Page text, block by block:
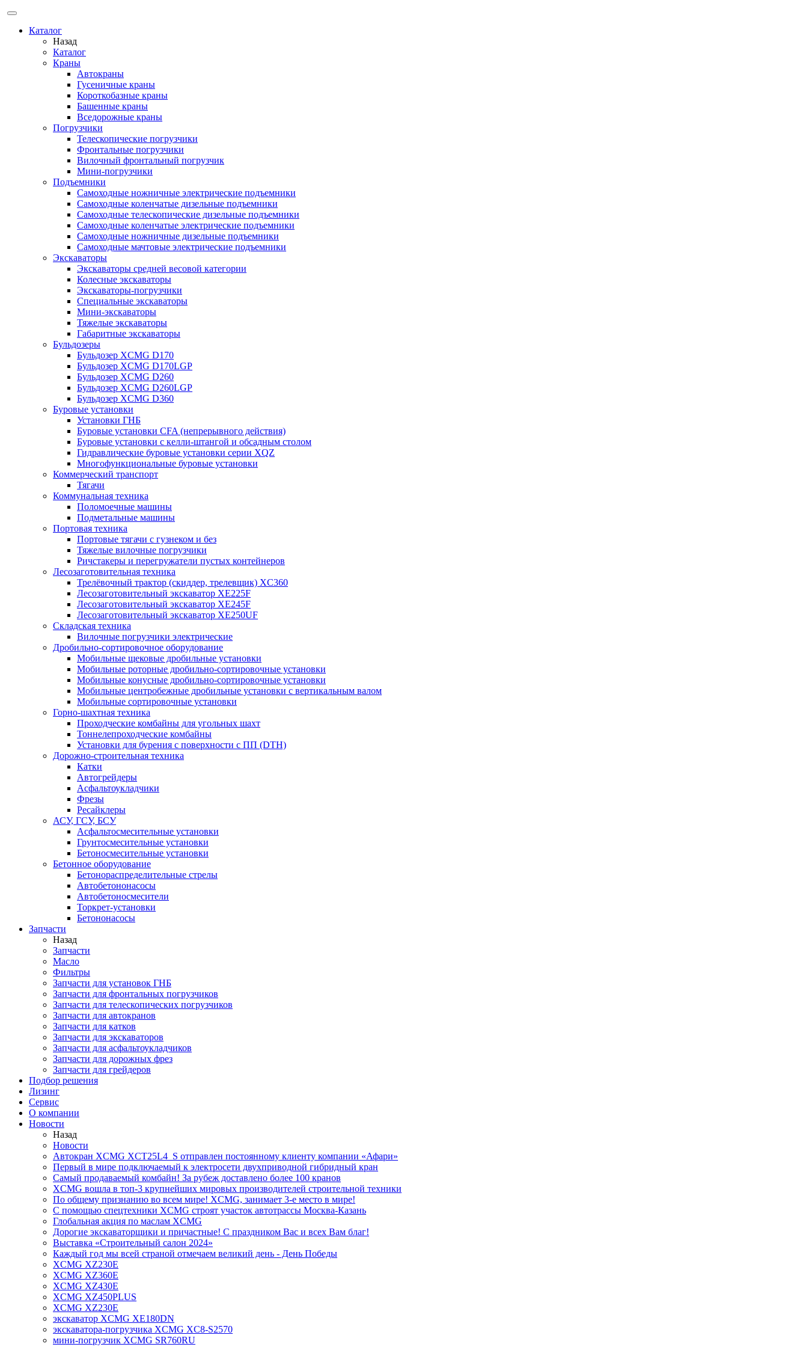
Каталог
Назад
Каталог
Краны
Автокраны
Гусеничные краны
Короткобазные краны
Башенные краны
Вcедорожные краны
Погрузчики
Телескопические погрузчики
Фронтальные погрузчики
Вилочный фронтальный погрузчик
Мини-погрузчики
Подъемники
Самоходные ножничные электрические подъемники
Самоходные коленчатые дизельные подъемники
Самоходные телескопические дизельные подъемники
Самоходные коленчатые электрические подъемники
Самоходные ножничные дизельные подъемники
Самоходные мачтовые электрические подъемники
Экскаваторы
Экскаваторы средней весовой категории
Колесные экскаваторы
Экскаваторы-погрузчики
Специальные экскаваторы
Мини-экскаваторы
Тяжелые экскаваторы
Габаритные экскаваторы
Бульдозеры
Бульдозер XCMG D170
Бульдозер XCMG D170LGP
Бульдозер XCMG D260
Бульдозер XCMG D260LGP
Бульдозер XCMG D360
Буровые установки
Установки ГНБ
Буровые установки CFA (непрерывного действия)
Буровые установки с келли-штангой и обсадным столом
Гидравлические буровые установки серии XQZ
Многофункциональные буровые установки
Коммерческий транспорт
Тягачи
Коммунальная техника
Поломоечные машины
Подметальные машины
Портовая техника
Портовые тягачи с гузнеком и без
Тяжелые вилочные погрузчики
Ричстакеры и перегружатели пустых контейнеров
Лесозаготовительная техника
Трелёвочный трактор (скиддер, трелевщик) XC360
Лесозаготовительный экскаватор XE225F
Лесозаготовительный экскаватор XE245F
Лесозаготовительный экскаватор XE250UF
Складская техника
Вилочные погрузчики электрические
Дробильно-сортировочное оборудование
Мобильные щековые дробильные установки
Мобильные роторные дробильно-сортировочные установки
Мобильные конусные дробильно-сортировочные установки
Мобильные центробежные дробильные установки с вертикальным валом
Мобильные сортировочные установки
Горно-шахтная техника
Проходческие комбайны для угольных шахт
Тоннелепроходческие комбайны
Установки для бурения с поверхности с ПП (DTH)
Дорожно-строительная техника
Катки
Автогрейдеры
Асфальтоукладчики
Фрезы
Ресайклеры
АСУ, ГСУ, БСУ
Асфальтосмесительные установки
Грунтосмесительные установки
Бетоносмесительные установки
Бетонное оборудование
Бетонораспределительные стрелы
Автобетононасосы
Автобетоносмесители
Торкрет-установки
Бетононасосы
Запчасти
Назад
Запчасти
Масло
Фильтры
Запчасти для установок ГНБ
Запчасти для фронтальных погрузчиков
Запчасти для телескопических погрузчиков
Запчасти для автокранов
Запчасти для катков
Запчасти для экскаваторов
Запчасти для асфальтоукладчиков
Запчасти для дорожных фрез
Запчасти для грейдеров
Подбор решения
Лизинг
Сервис
О компании
Новости
Назад
Новости
Автокран XCMG XCT25L4_S отправлен постоянному клиенту компании «Афари»
Первый в мире подключаемый к электросети двухприводной гибридный кран
Самый продаваемый комбайн! За рубеж доставлено более 100 кранов
XCMG вошла в топ-3 крупнейших мировых производителей строительной техники
По общему признанию во всем мире! XCMG, занимает 3-е место в мире!
С помощью спецтехники XCMG строят участок автотрассы Москва-Казань
Глобальная акция по маслам XCMG
Дорогие экскаваторщики и причастные! С праздником Вас и всех Вам благ!
Выставка «Строительный салон 2024»
Каждый год мы всей страной отмечаем великий день - День Победы
XCMG XZ230E
XCMG XZ360E
XCMG XZ430E
XCMG XZ450PLUS
XCMG XZ230E
экскаватор XCMG XE180DN
экскаватора-погрузчика XCMG XC8-S2570
мини-погрузчик XCMG SR760RU